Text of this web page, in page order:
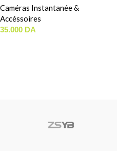
Caméras Instantanée &
Accéssoires
35.000 DA